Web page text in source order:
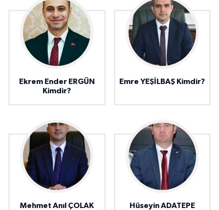
Ekrem Ender ERGÜN
Kimdir?
Emre YEŞİLBAŞ Kimdir?
Mehmet Anıl ÇOLAK
Hüseyin ADATEPE